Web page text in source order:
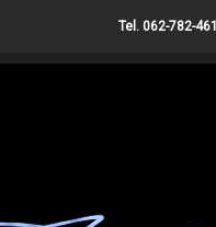
Tel. 062-782-